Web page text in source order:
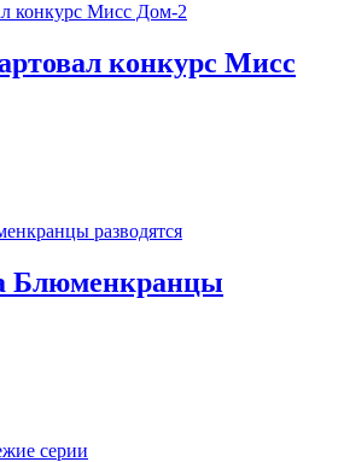
конкурс Мисс
Блюменкранцы
серии